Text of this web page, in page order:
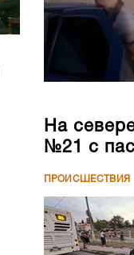
На
№21 с
ПРОИСШЕСТВИЯ